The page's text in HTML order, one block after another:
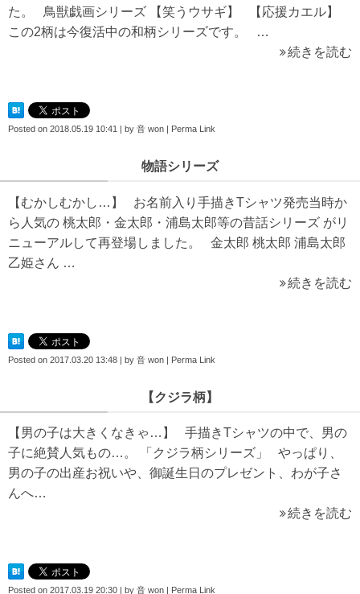
た。 鳥獣戯画シリーズ 【笑うウサギ】 【応援カエル】
この2柄は今復活中の和柄シリーズです。 …
続きを読む
Posted on 2018.05.19 10:41 | by 音 won | Perma Link
物語シリーズ
【むかしむかし…】 お名前入り手描きTシャツ発売当時か
ら人気の 桃太郎・金太郎・浦島太郎等の昔話シリーズ がリ
ニューアルして再登場しました。 金太郎 桃太郎 浦島太郎
乙姫さん …
続きを読む
Posted on 2017.03.20 13:48 | by 音 won | Perma Link
【クジラ柄】
【男の子は大きくなきゃ…】 手描きTシャツの中で、男の
子に絶賛人気もの…。 「クジラ柄シリーズ」 やっぱり、
男の子の出産お祝いや、御誕生日のプレゼント、わが子さ
んへ…
続きを読む
Posted on 2017.03.19 20:30 | by 音 won | Perma Link